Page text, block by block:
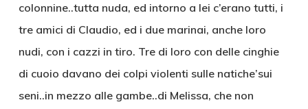
colonnine..tutta nuda, ed intorno a lei c’erano tutti, i
tre amici di Claudio, ed i due marinai, anche loro
nudi, con i cazzi in tiro. Tre di loro con delle cinghie
di cuoio davano dei colpi violenti sulle natiche’sui
seni..in mezzo alle gambe..di Melissa, che non